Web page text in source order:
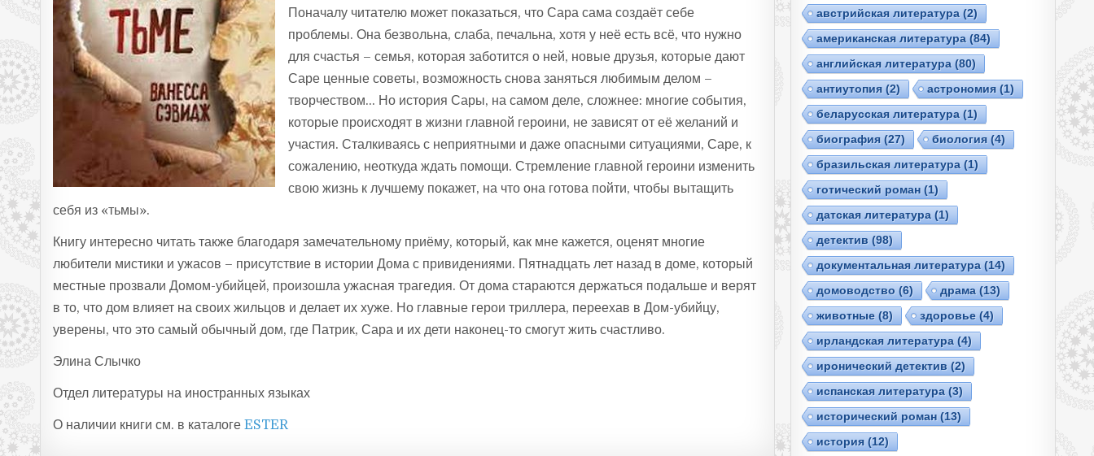
Поначалу читателю может показаться, что Сара сама создаёт себе
проблемы. Она безвольна, слаба, печальна, хотя у неё есть всё, что нужно
для счастья – семья, которая заботится о ней, новые друзья, которые дают
Саре ценные советы, возможность снова заняться любимым делом –
творчеством… Но история Сары, на самом деле, сложнее: многие события,
которые происходят в жизни главной героини, не зависят от её желаний и
участия. Сталкиваясь с неприятными и даже опасными ситуациями, Саре, к
сожалению, неоткуда ждать помощи. Стремление главной героини изменить
свою жизнь к лучшему покажет, на что она готова пойти, чтобы вытащить
себя из «тьмы».
Книгу интересно читать также благодаря замечательному приёму, который, как мне кажется, оценят многие
любители мистики и ужасов – присутствие в истории Дома с привидениями. Пятнадцать лет назад в доме, который
местные прозвали Домом-убийцей, произошла ужасная трагедия. От дома стараются держаться подальше и верят
в то, что дом влияет на своих жильцов и делает их хуже. Но главные герои триллера, переехав в Дом-убийцу,
уверены, что это самый обычный дом, где Патрик, Сара и их дети наконец-то смогут жить счастливо.
Элина Слычко
Отдел литературы на иностранных языках
О наличии книги см. в каталогеESTER
австрийская литература(2)
американская литература(84)
английская литература(80)
антиутопия(2) астрономия(1)
беларусская литература(1)
биография(27) биология(4)
бразильская литература(1)
готический роман(1)
датская литература(1)
детектив(98)
документальная литература(14)
домоводство (6) драма(13)
животные(8) здоровье(4)
ирландская литература(4)
иронический детектив(2)
испанская литература(3)
исторический роман(13)
история(12)